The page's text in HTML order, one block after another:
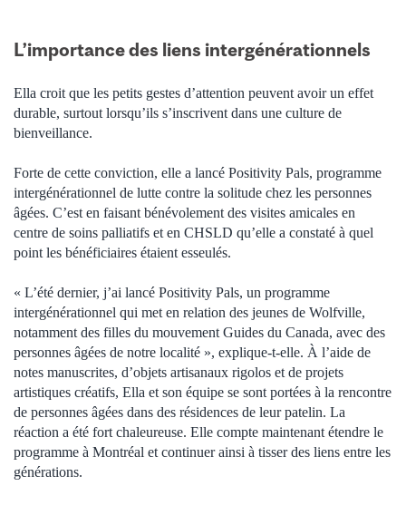
L’importance des liens intergénérationnels
Ella croit que les petits gestes d’attention peuvent avoir un effet
durable, surtout lorsqu’ils s’inscrivent dans une culture de
bienveillance.
Forte de cette conviction, elle a lancé Positivity Pals, programme
intergénérationnel de lutte contre la solitude chez les personnes
âgées. C’est en faisant bénévolement des visites amicales en
centre de soins palliatifs et en CHSLD qu’elle a constaté à quel
point les bénéficiaires étaient esseulés.
« L’été dernier, j’ai lancé Positivity Pals, un programme
intergénérationnel qui met en relation des jeunes de Wolfville,
notamment des filles du mouvement Guides du Canada, avec des
personnes âgées de notre localité », explique-t-elle. À l’aide de
notes manuscrites, d’objets artisanaux rigolos et de projets
artistiques créatifs, Ella et son équipe se sont portées à la rencontre
de personnes âgées dans des résidences de leur patelin. La
réaction a été fort chaleureuse. Elle compte maintenant étendre le
programme à Montréal et continuer ainsi à tisser des liens entre les
générations.